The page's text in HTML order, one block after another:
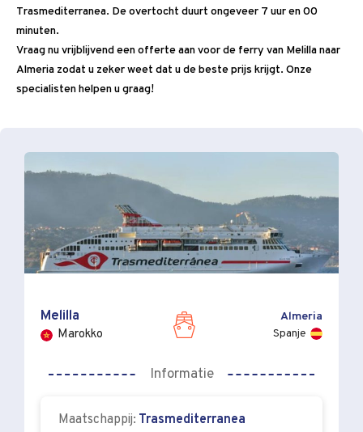
Melilla
Marokko
Almeria
Spanje
Informatie
Maatschappij: Trasmediterranea
Trasmediterranea. De overtocht duurt ongeveer 7 uur en 00
minuten.
Vraag nu vrijblijvend een offerte aan voor de ferry van Melilla naar
Almeria zodat u zeker weet dat u de beste prijs krijgt. Onze
specialisten helpen u graag!